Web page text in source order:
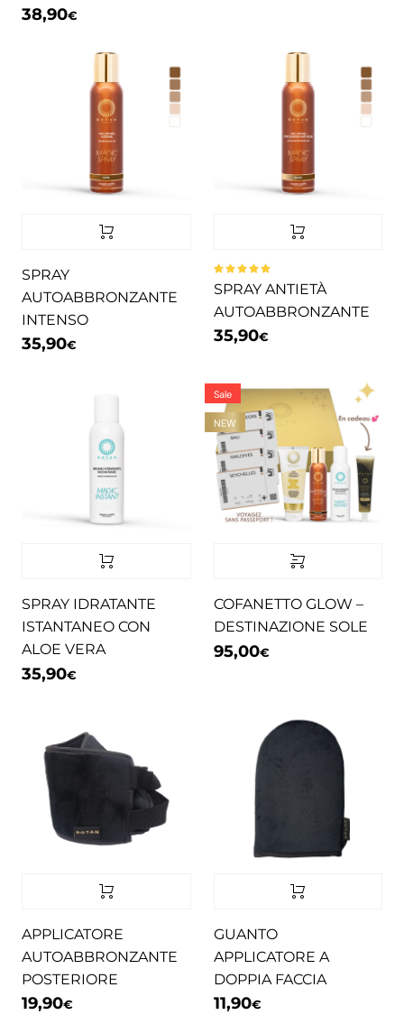
38,90€
SPRAY
AUTOABBRONZANTE
INTENSO
35,90€
Valutato
5.00su 5
SPRAY ANTIETÀ
AUTOABBRONZANTE
35,90€
SPRAY IDRATANTE
ISTANTANEO CON
ALOE VERA
35,90€
Sale
NEW
COFANETTO GLOW –
DESTINAZIONE SOLE
95,00€
Questo prodotto ha più
APPLICATORE
AUTOABBRONZANTE
POSTERIORE
19,90€
GUANTO
APPLICATORE A
DOPPIA FACCIA
11,90€